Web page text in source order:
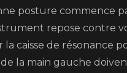
posture commence
repose contre
caisse de résonance
la main gauche